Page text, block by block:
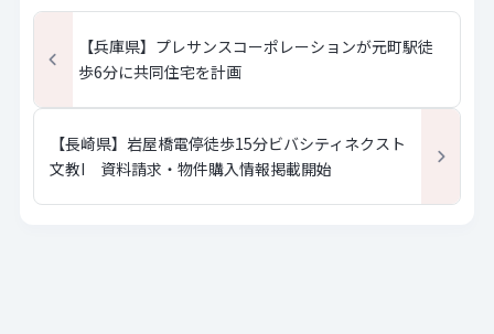
【兵庫県】プレサンスコーポレーションが元町駅徒
歩6分に共同住宅を計画
【長崎県】岩屋橋電停徒歩15分ビバシティネクスト
文教I 資料請求・物件購入情報掲載開始